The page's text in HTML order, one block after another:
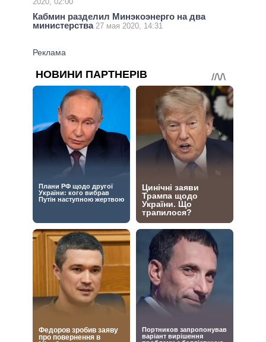
Кабмин разделил Минэкоэнерго на два
министерства 27 мая 2020, 14:31